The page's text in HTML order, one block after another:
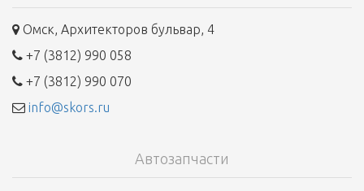
Омск, Архитекторов бульвар, 4
+7 (3812) 990 058
+7 (3812) 990 070
info@skors.ru
Автозапчасти